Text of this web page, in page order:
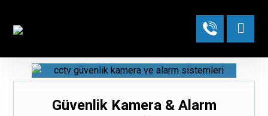
Güvenlik Kamera & Alarm